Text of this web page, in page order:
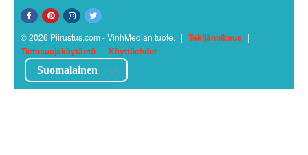
© 2026 Piirustus.com - VinhMedian tuote. | Tekijänoikeus |
Tietosuojakäytäntö | Käyttöehdot
Suomalainen